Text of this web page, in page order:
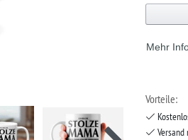
Mehr
Vorteile: